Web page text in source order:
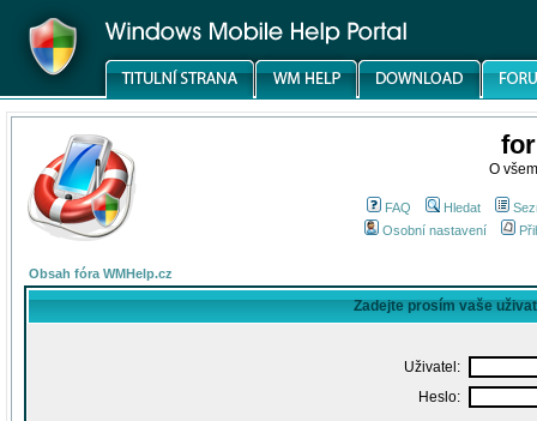
O
FAQ Hledat
Osobní nastavení
Obsah fóra WMHelp.cz
Zadejte prosím vaše
Uživatel:
Heslo: